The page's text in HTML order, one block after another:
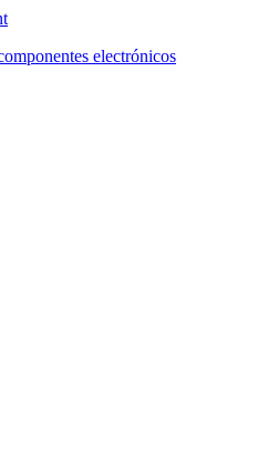
electrónicos